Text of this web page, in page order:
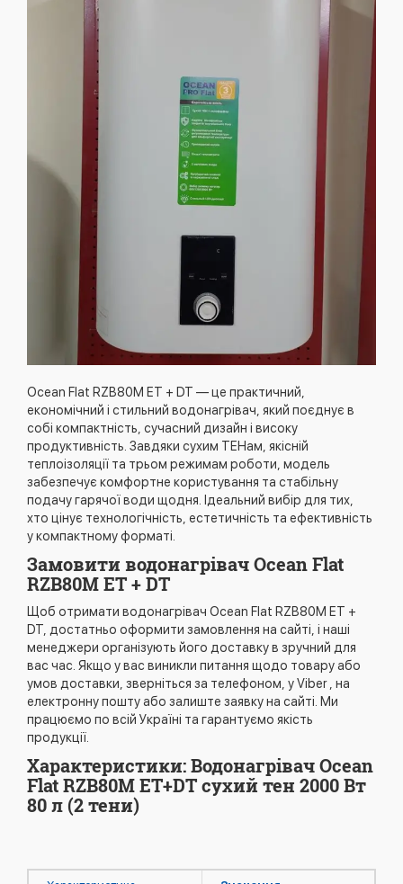
Ocean Flat RZB80M ET + DT — це практичний,
економічний і стильний водонагрівач, який поєднує в
собі компактність, сучасний дизайн і високу
продуктивність. Завдяки сухим ТЕНам, якісній
теплоізоляції та трьом режимам роботи, модель
забезпечує комфортне користування та стабільну
подачу гарячої води щодня. Ідеальний вибір для тих,
хто цінує технологічність, естетичність та ефективність
у компактному форматі.
Замовити водонагрівач Ocean Flat
RZB80M ET + DT
Щоб отримати водонагрівач Ocean Flat RZB80M ET +
DT, достатньо оформити замовлення на сайті, і наші
менеджери організують його доставку в зручний для
вас час. Якщо у вас виникли питання щодо товару або
умов доставки, зверніться за телефоном, у Viber , на
електронну пошту або залиште заявку на сайті. Ми
працюємо по всій Україні та гарантуємо якість
продукції.
Характеристики: Водонагрівач Ocean
Flat RZB80M ET+DT сухий тен 2000 Вт
80 л (2 тени)